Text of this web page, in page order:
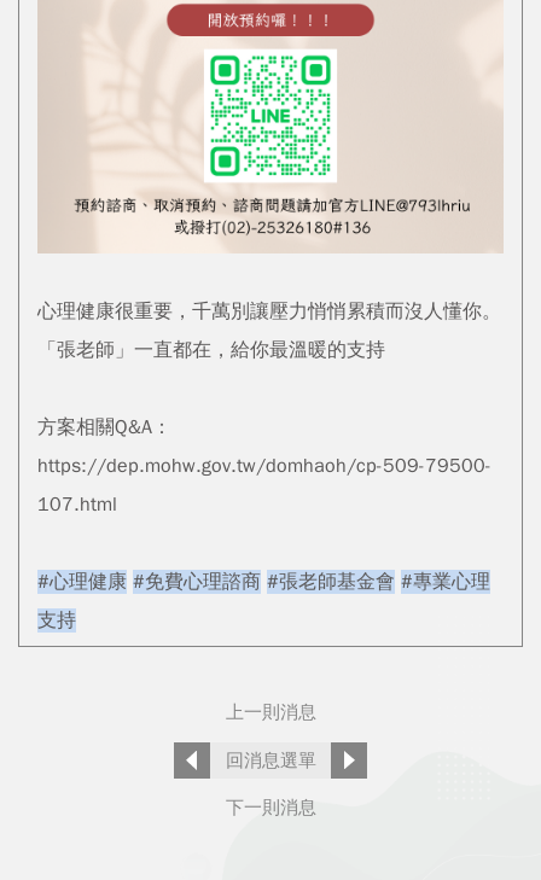
心理健康很重要，千萬別讓壓力悄悄累積而沒人懂你。
「張老師」一直都在，給你最溫暖的支持
方案相關Q&A：
https://dep.mohw.gov.tw/domhaoh/cp-509-79500-
107.html
#心理健康 #免費心理諮商 #張老師基金會 #專業心理
支持
上一則消息
回消息選單
下一則消息